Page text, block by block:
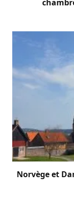
Norvège et